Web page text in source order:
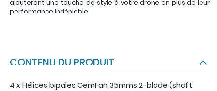
ajouteront une touche de style à votre drone en plus de leur
performance indéniable.
CONTENU DU PRODUIT
4 x Hélices bipales GemFan 35mms 2-blade (shaft